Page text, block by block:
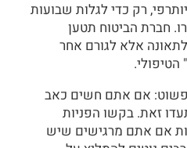
רק כדי לגלות שבועות
חברת הביטוח תטען
אלא לגורם אחר
פשוט: אם אתם חשים כאב
זאת. בקשו הפניות
אם אתם מרגישים שיש